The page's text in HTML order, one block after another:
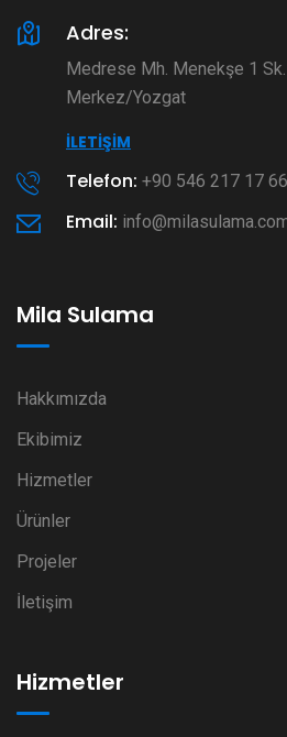
Adres:
Medrese Mh. Menekşe 1
Merkez/Yozgat
İLETIŞIM
Telefon: +90 546 217 17 66
Email:
Mila Sulama
Hakkımızda
Ekibimiz
Hizmetler
Ürünler
Projeler
İletişim
Hizmetler